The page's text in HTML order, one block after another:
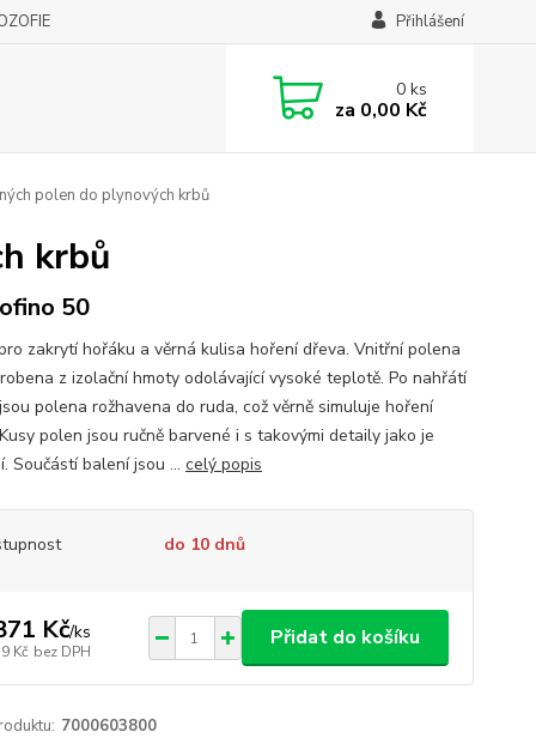
Přihlášení
0ks
za 0,00 Kč
polen do plynových krbů
krbů
50
zakrytí hořáku a věrná kulisa hoření dřeva. Vnitřní polena
z izolační hmoty odolávající vysoké teplotě. Po nahřátí
polena rožhavena do ruda, což věrně simuluje hoření
polen jsou ručně barvené i s takovými detaily jako je
Součástí balení jsou ... celý popis
do 10 dnů
Kč/ks
Kč bez DPH
Přidat do košíku
7000603800